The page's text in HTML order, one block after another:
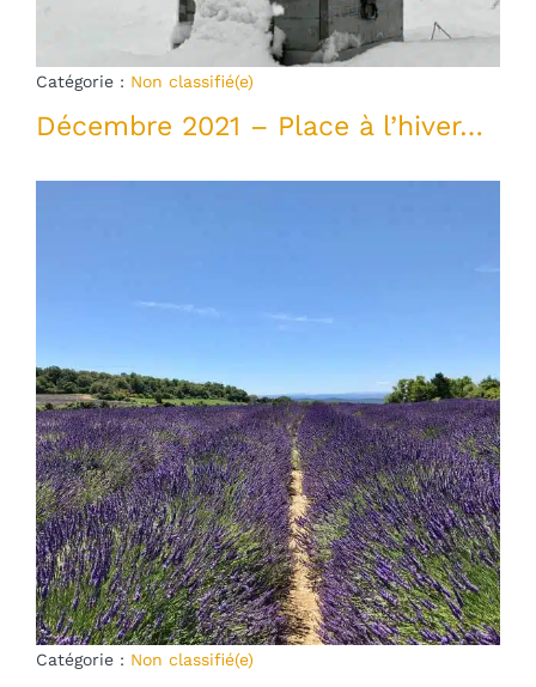
Catégorie : Non classifié(e)
Décembre 2021 – Place à l’hiver…
Catégorie : Non classifié(e)